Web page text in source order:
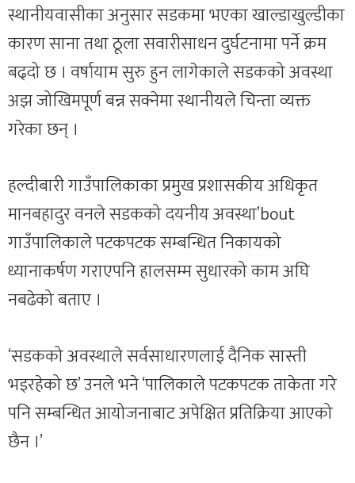
स्थानीयवासीका अनुसार सडकमा भएका खाल्डाखुल्डीका
कारण साना तथा ठूला सवारीसाधन दुर्घटनामा पर्ने क्रम
बढ्दो छ । वर्षायाम सुरु हुन लागेकाले सडकको अवस्था
अझ जोखिमपूर्ण बन्न सक्नेमा स्थानीयले चिन्ता व्यक्त
गरेका छन् ।
हल्दीबारी गाउँपालिकाका प्रमुख प्रशासकीय अधिकृत
मानबहादुर वनले सडकको दयनीय अवस्था’bout
गाउँपालिकाले पटकपटक सम्बन्धित निकायको
ध्यानाकर्षण गराएपनि हालसम्म सुधारको काम अघि
नबढेको बताए ।
‘सडकको अवस्थाले सर्वसाधारणलाई दैनिक सास्ती
भइरहेको छ’ उनले भने ‘पालिकाले पटकपटक ताकेता गरे
पनि सम्बन्धित आयोजनाबाट अपेक्षित प्रतिक्रिया आएको
छैन ।’